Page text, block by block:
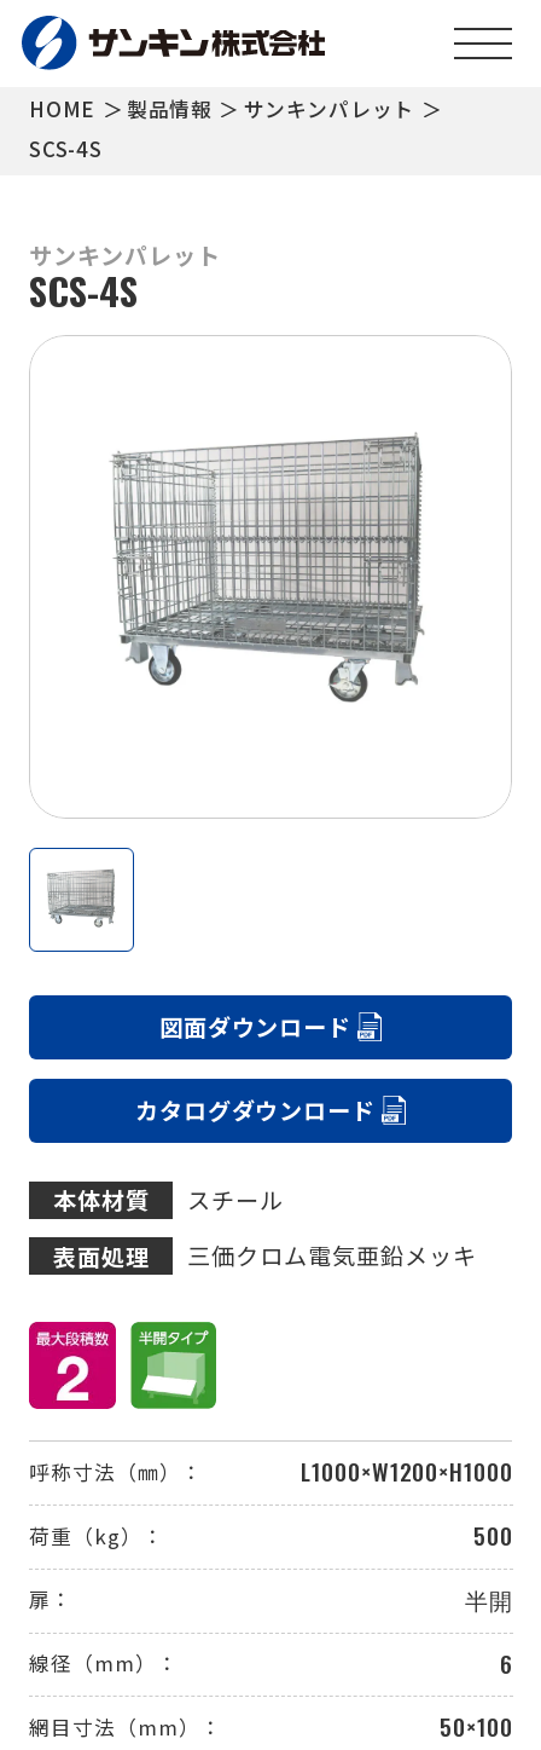
HOME 製品情報
サンキンパレット
SCS-4S
サンキンパレット
SCS-4S
本体材質
スチール
表面処理
三価クロム電気亜鉛メッキ
呼称寸法（㎜）： L1000×W1200×H1000
荷重（kg）： 500
扉： 半開
線径（mm）： 6
網目寸法（mm）： 50×100
図面ダウンロード
カタログダウンロード